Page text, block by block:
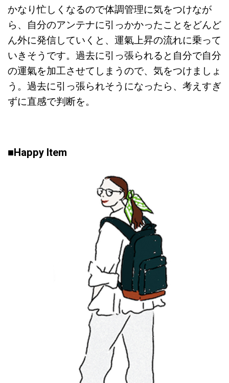
かなり忙しくなるので体調管理に気をつけなが
ら、自分のアンテナに引っかかったことをどんど
ん外に発信していくと、運氣上昇の流れに乗って
いきそうです。過去に引っ張られると自分で自分
の運氣を加工させてしまうので、気をつけましょ
う。過去に引っ張られそうになったら、考えすぎ
ずに直感で判断を。
■Happy Item